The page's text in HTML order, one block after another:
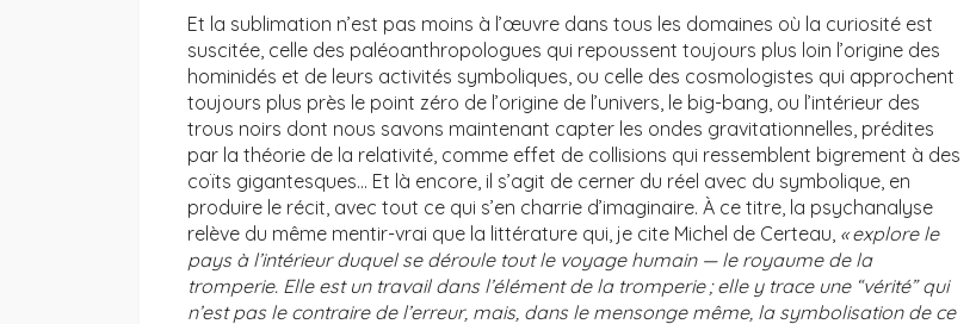
Et la sublimation n’est pas moins à l’œuvre dans tous les domaines où la curiosité est
suscitée, celle des paléoanthropologues qui repoussent toujours plus loin l’origine des
hominidés et de leurs activités symboliques, ou celle des cosmologistes qui approchent
toujours plus près le point zéro de l’origine de l’univers, le big-bang, ou l’intérieur des
trous noirs dont nous savons maintenant capter les ondes gravitationnelles, prédites
par la théorie de la relativité, comme effet de collisions qui ressemblent bigrement à des
coïts gigantesques… Et là encore, il s’agit de cerner du réel avec du symbolique, en
produire le récit, avec tout ce qui s’en charrie d’imaginaire. À ce titre, la psychanalyse
relève du même mentir-vrai que la littérature qui, je cite Michel de Certeau, « explore le
pays à l’intérieur duquel se déroule tout le voyage humain — le royaume de la
tromperie. Elle est un travail dans l’élément de la tromperie ; elle y trace une “vérité” qui
n’est pas le contraire de l’erreur, mais, dans le mensonge même, la symbolisation de ce